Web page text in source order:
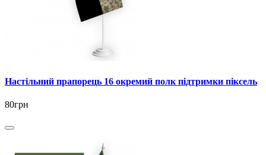
Настільний прапорець 16 окремий полк підтримки піксель
80грн